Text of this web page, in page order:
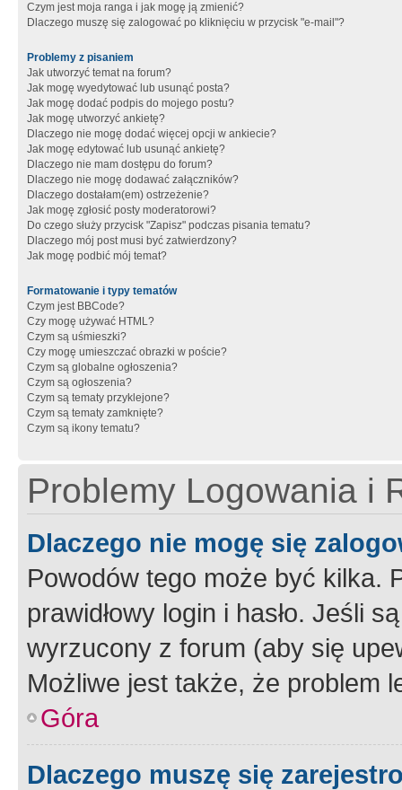
Czym jest moja ranga i jak mogę ją zmienić?
Dlaczego muszę się zalogować po kliknięciu w przycisk "e-mail"?
Problemy z pisaniem
Jak utworzyć temat na forum?
Jak mogę wyedytować lub usunąć posta?
Jak mogę dodać podpis do mojego postu?
Jak mogę utworzyć ankietę?
Dlaczego nie mogę dodać więcej opcji w ankiecie?
Jak mogę edytować lub usunąć ankietę?
Dlaczego nie mam dostępu do forum?
Dlaczego nie mogę dodawać załączników?
Dlaczego dostałam(em) ostrzeżenie?
Jak mogę zgłosić posty moderatorowi?
Do czego służy przycisk "Zapisz" podczas pisania tematu?
Dlaczego mój post musi być zatwierdzony?
Jak mogę podbić mój temat?
Formatowanie i typy tematów
Czym jest BBCode?
Czy mogę używać HTML?
Czym są uśmieszki?
Czy mogę umieszczać obrazki w poście?
Czym są globalne ogłoszenia?
Czym są ogłoszenia?
Czym są tematy przyklejone?
Czym są tematy zamknięte?
Czym są ikony tematu?
Problemy Logowania i
Dlaczego nie mogę się
Powodów tego może być kilka.
prawidłowy login i hasło. Jeśli
wyrzucony z forum (aby się
Możliwe jest także, że problem
Góra
Dlaczego muszę się